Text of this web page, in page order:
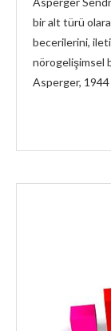
bir alt türü
becerilerini,
nörogelişimsel
Asperger, 1944